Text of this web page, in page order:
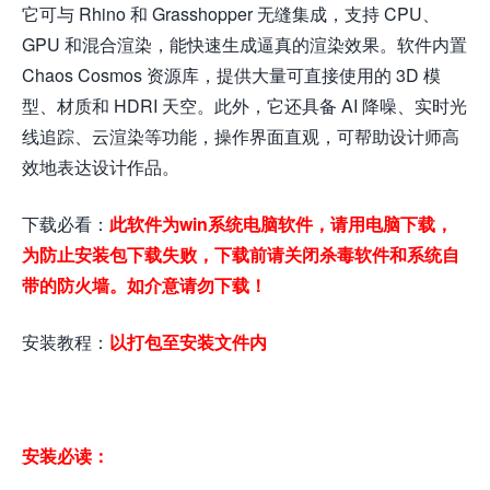
它可与 Rhino 和 Grasshopper 无缝集成，支持 CPU、
GPU 和混合渲染，能快速生成逼真的渲染效果。软件内置
Chaos Cosmos 资源库，提供大量可直接使用的 3D 模
型、材质和 HDRI 天空。此外，它还具备 AI 降噪、实时光
线追踪、云渲染等功能，操作界面直观，可帮助设计师高
效地表达设计作品。
下载必看： 此软件为win系统电脑软件，请用电脑下载，
为防止安装包下载失败，下载前请关闭杀毒软件和系统自
带的防火墙。如介意请勿下载！
安装教程： 以打包至安装文件内
安装必读：